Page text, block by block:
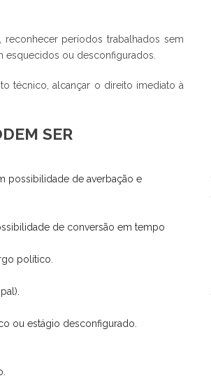
reconhecer períodos trabalhados sem
esquecidos ou desconfigurados.
técnico, alcançar o direito imediato à
SER
possibilidade de averbação e
de conversão em tempo
político.
ou estágio desconfigurado.